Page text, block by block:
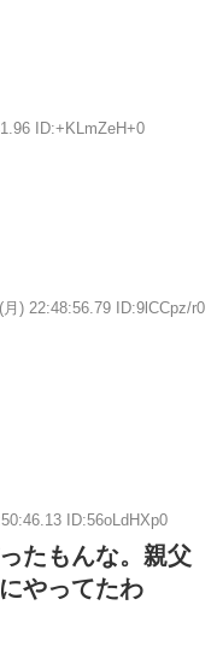
ID:+KLmZeH+0
月) 22:48:56.79 ID:9lCCpz/r0
ID:56oLdHXp0
たもんな。親父
やってたわ